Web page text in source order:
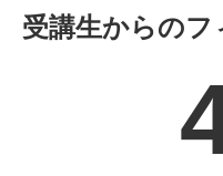
受講生からのフ